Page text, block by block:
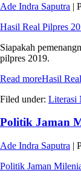
Ade Indra Saputra |
Hasil Real Pilpres
Siapakah
pilpres 2019.
Read moreHasil
Filed under: Literasi
Politik Jaman
Ade Indra Saputra |
Politik Jaman